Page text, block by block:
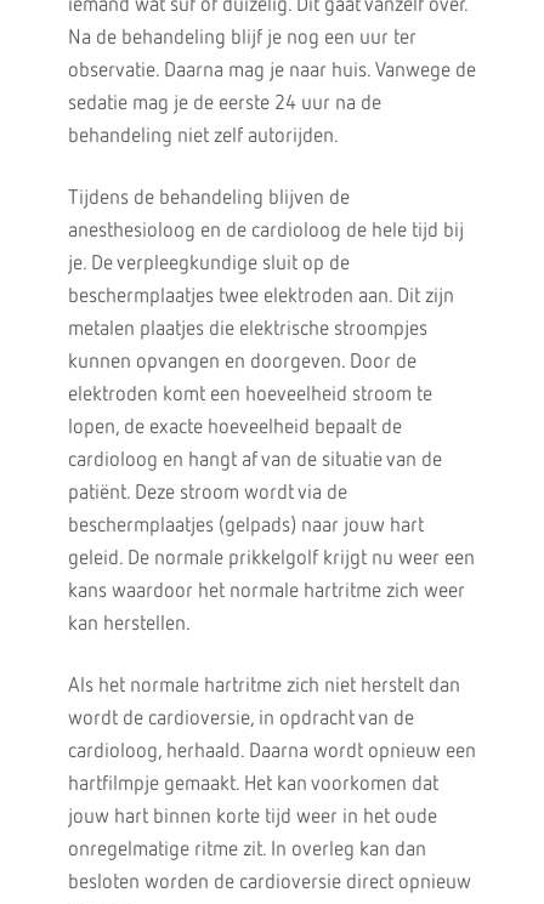
iemand wat suf of duizelig. Dit gaat vanzelf over.
Na de behandeling blijf je nog een uur ter
observatie. Daarna mag je naar huis. Vanwege de
sedatie mag je de eerste 24 uur na de
behandeling niet zelf autorijden.
Tijdens de behandeling blijven de
anesthesioloog en de cardioloog de hele tijd bij
je. De verpleegkundige sluit op de
beschermplaatjes twee elektroden aan. Dit zijn
metalen plaatjes die elektrische stroompjes
kunnen opvangen en doorgeven. Door de
elektroden komt een hoeveelheid stroom te
lopen, de exacte hoeveelheid bepaalt de
cardioloog en hangt af van de situatie van de
patiënt. Deze stroom wordt via de
beschermplaatjes (gelpads) naar jouw hart
geleid. De normale prikkelgolf krijgt nu weer een
kans waardoor het normale hartritme zich weer
kan herstellen.
Als het normale hartritme zich niet herstelt dan
wordt de cardioversie, in opdracht van de
cardioloog, herhaald. Daarna wordt opnieuw een
hartfilmpje gemaakt. Het kan voorkomen dat
jouw hart binnen korte tijd weer in het oude
onregelmatige ritme zit. In overleg kan dan
besloten worden de cardioversie direct opnieuw